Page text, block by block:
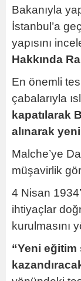
Bakanıyla
İstanbul’a
yapısını
Hakkında
En önemli
çabalarıyla
kapatılarak
alınarak
Malche’ye
müşavirlik
4 Nisan
ihtiyaçlar
kurulmasını
“Yeni